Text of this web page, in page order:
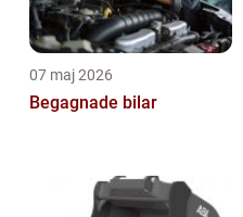
07 maj 2026
Begagnade bilar